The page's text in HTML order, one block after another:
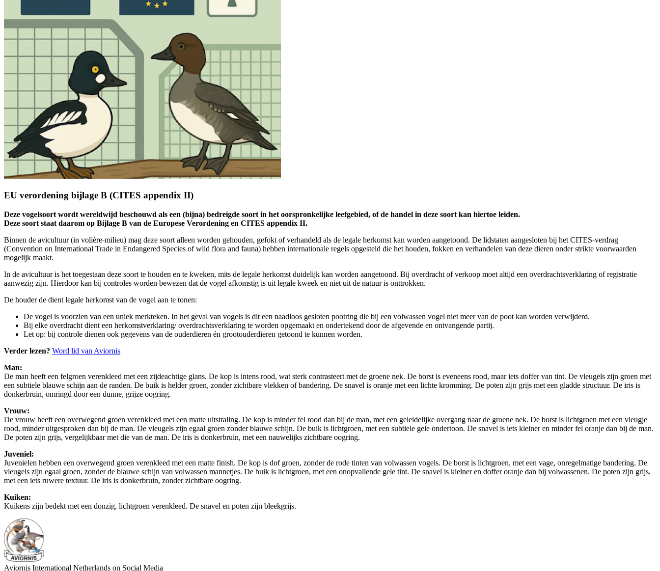
EU verordening bijlage B (CITES appendix II)
Deze vogelsoort wordt wereldwijd beschouwd als een (bijna) bedreigde soort in het oorspronkelijke leefgebied, of de handel in deze soort kan hiertoe leiden.
Deze soort staat daarom op Bijlage B van de Europese Verordening en CITES appendix II.
Binnen de avicultuur (in volière-milieu) mag deze soort alleen worden gehouden, gefokt of verhandeld als de legale herkomst kan worden aangetoond. De lidstaten aangesloten bij het CITES-verdrag
(Convention on International Trade in Endangered Species of wild flora and fauna) hebben internationale regels opgesteld die het houden, fokken en verhandelen van deze dieren onder strikte voorwaarden
mogelijk maakt.
In de avicultuur is het toegestaan deze soort te houden en te kweken, mits de legale herkomst duidelijk kan worden aangetoond. Bij overdracht of verkoop moet altijd een overdrachtsverklaring of registratie
aanwezig zijn. Hierdoor kan bij controles worden bewezen dat de vogel afkomstig is uit legale kweek en niet uit de natuur is onttrokken.
De houder de dient legale herkomst van de vogel aan te tonen:
De vogel is voorzien van een uniek merkteken. In het geval van vogels is dit een naadloos gesloten pootring die bij een volwassen vogel niet meer van de poot kan worden verwijderd.
Bij elke overdracht dient een herkomstverklaring/ overdrachtsverklaring te worden opgemaakt en ondertekend door de afgevende en ontvangende partij.
Let op: bij controle dienen ook gegevens van de ouderdieren én grootouderdieren getoond te kunnen worden.
Verder lezen? Word lid van Aviornis
Man:
De man heeft een felgroen verenkleed met een zijdeachtige glans. De kop is intens rood, wat sterk contrasteert met de groene nek. De borst is eveneens rood, maar iets doffer van tint. De vleugels zijn groen met
een subtiele blauwe schijn aan de randen. De buik is helder groen, zonder zichtbare vlekken of bandering. De snavel is oranje met een lichte kromming. De poten zijn grijs met een gladde structuur. De iris is
donkerbruin, omringd door een dunne, grijze oogring.
Vrouw:
De vrouw heeft een overwegend groen verenkleed met een matte uitstraling. De kop is minder fel rood dan bij de man, met een geleidelijke overgang naar de groene nek. De borst is lichtgroen met een vleugje
rood, minder uitgesproken dan bij de man. De vleugels zijn egaal groen zonder blauwe schijn. De buik is lichtgroen, met een subtiele gele ondertoon. De snavel is iets kleiner en minder fel oranje dan bij de man.
De poten zijn grijs, vergelijkbaar met die van de man. De iris is donkerbruin, met een nauwelijks zichtbare oogring.
Juveniel:
Juvenielen hebben een overwegend groen verenkleed met een matte finish. De kop is dof groen, zonder de rode tinten van volwassen vogels. De borst is lichtgroen, met een vage, onregelmatige bandering. De
vleugels zijn egaal groen, zonder de blauwe schijn van volwassen mannetjes. De buik is lichtgroen, met een onopvallende gele tint. De snavel is kleiner en doffer oranje dan bij volwassenen. De poten zijn grijs,
met een iets ruwere textuur. De iris is donkerbruin, zonder zichtbare oogring.
Kuiken:
Kuikens zijn bedekt met een donzig, lichtgroen verenkleed. De snavel en poten zijn bleekgrijs.
Aviornis International Netherlands on Social Media